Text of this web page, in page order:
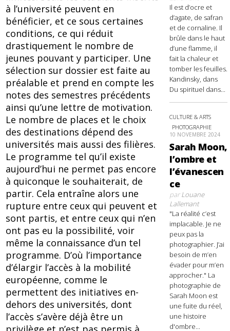
à l’université peuvent en
bénéficier, et ce sous certaines
conditions, ce qui réduit
drastiquement le nombre de
jeunes pouvant y participer. Une
sélection sur dossier est faite au
préalable et prend en compte les
notes des semestres précédents
ainsi qu’une lettre de motivation.
Le nombre de places et le choix
des destinations dépend des
universités mais aussi des filières.
Le programme tel qu’il existe
aujourd’hui ne permet pas encore
à quiconque le souhaiterait, de
partir. Cela entraîne alors une
rupture entre ceux qui peuvent et
sont partis, et entre ceux qui n’en
ont pas eu la possibilité, voir
même la connaissance d’un tel
programme. D’où l’importance
d’élargir l’accès à la mobilité
européenne, comme le
permettent des initiatives en-
dehors des universités, dont
l’accès s’avère déjà être un
Il est d’ocre et
d’agate, de safran
et de cornaline. Il
brûle dans le haut
d’une flamme, il
fait la chaleur et
tomber les feuilles.
Kandinsky, dans
Du spirituel dans...
CULTURE & ARTS
PHOTOGRAPHIE
10 NOVEMBRE 2024
Sarah Moon,
l’ombre et
l’évanescen
ce
parLouane
Lallemant
"La réalité c’est
implacable. Je ne
peux pas la
photographier. J’ai
besoin de m’en
évader pour m’en
approcher." La
photographie de
Sarah Moon est
une fuite du réel,
une histoire
d'ombre...